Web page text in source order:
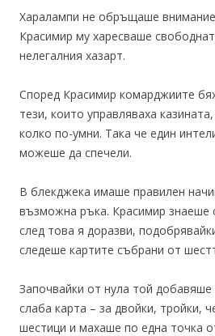
Харалампи не обръщаше
Красимир му харесваше
нелегалния хазарт.
Според Красимир комарджиите
тези, които управляваха
колко по-умни. Така че един
можеше да спечели.
В блекджека имаше правилен
възможна ръка. Красимир знаеше
след това я доразви,
следеше картите събрани от
Започвайки от нула той добавяше
слаба карта – за двойки, тройки,
шестици и махаше по една точка